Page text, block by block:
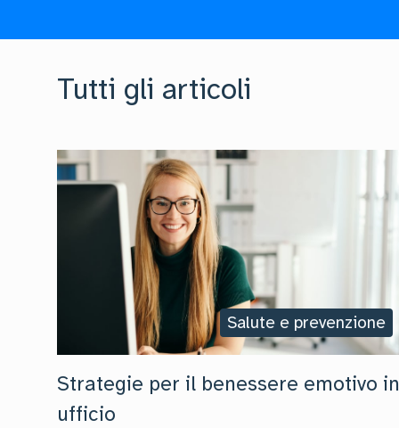
Tutti gli articoli
Salute e prevenzione
Strategie per il benessere emotivo in
ufficio